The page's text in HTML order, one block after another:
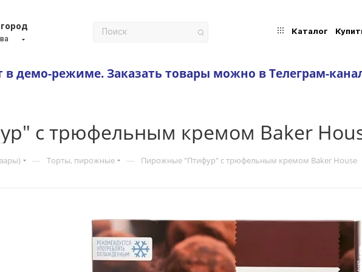
Каталог
в демо-режиме. Заказать товары можно в Телеграм-
с трюфельным кремом Baker
— Торты, пирожные — Пирожные "Птифур" с трюфельным кремом Baker House